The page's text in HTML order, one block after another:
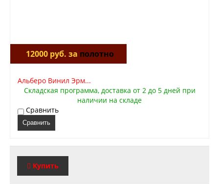
12000 руб. за полотно
Альберо Винил Эрм...
Складская программа, доставка от 2 до 5 дней при
наличии на складе
Сравнить
Сравнить
Купить